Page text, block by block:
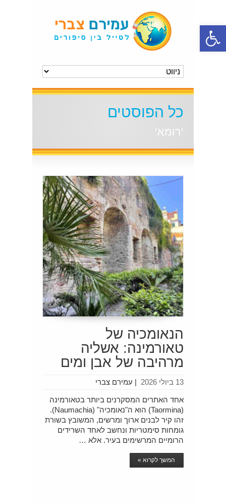
פתח סרגל נגישות
כל הפוסטים
'רומא'
הנאומכיה של
טאורמינה: אשליה
מרהיבה של אבן ומים
עמירם צברי | 13 ביולי 2026
אחד האתרים המסקרנים ביותר בטאורמינה
(Taormina) הוא ה"נאומכיה" (Naumachia).
זהו קיר לבנים ארוך ומרשים, המשובץ בשורת
גומחות סימטריות ונחשב לאחד השרידים
הרומיים המרשימים בעיר. אלא …
המשך לקרוא »